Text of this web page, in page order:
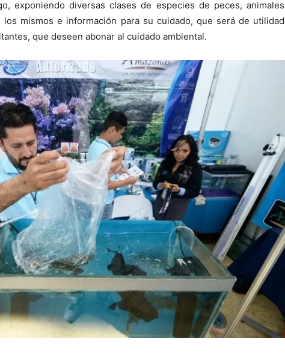
exponiendo diversas clases de especies de peces, animales
mismos e información para su cuidado, que será de utilidad
que deseen abonar al cuidado ambiental.